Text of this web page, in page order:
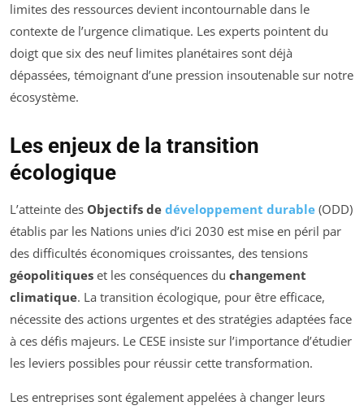
limites des ressources devient incontournable dans le
contexte de l’urgence climatique. Les experts pointent du
doigt que six des neuf limites planétaires sont déjà
dépassées, témoignant d’une pression insoutenable sur notre
écosystème.
Les enjeux de la transition
écologique
L’atteinte des Objectifs de développement durable (ODD)
établis par les Nations unies d’ici 2030 est mise en péril par
des difficultés économiques croissantes, des tensions
géopolitiques et les conséquences du changement
climatique. La transition écologique, pour être efficace,
nécessite des actions urgentes et des stratégies adaptées face
à ces défis majeurs. Le CESE insiste sur l’importance d’étudier
les leviers possibles pour réussir cette transformation.
Les entreprises sont également appelées à changer leurs